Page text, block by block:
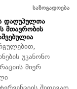
საზოგადოება
დაღუპულთა
მთავრობის
უკანონო
მიერ